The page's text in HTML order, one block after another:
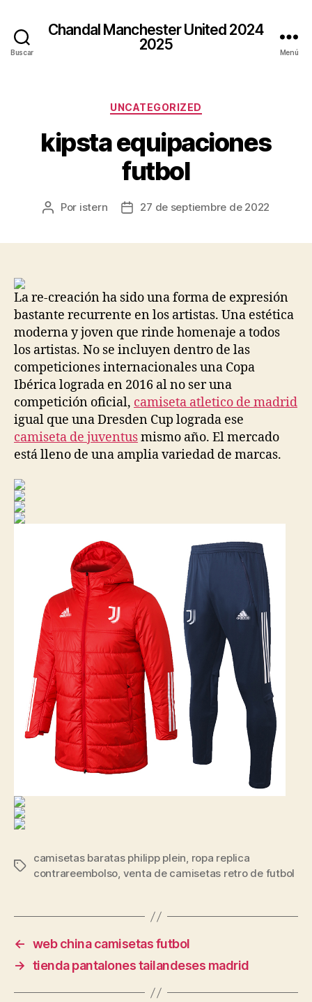
Buscar
Chandal Manchester United 2024
2025
Menú
Categorías
UNCATEGORIZED
kipsta equipaciones
futbol
Autor
Por istern
Fecha27 de septiembre de 2022
La re-creación ha sido una forma de expresión
bastante recurrente en los artistas. Una estética
moderna y joven que rinde homenaje a todos
los artistas. No se incluyen dentro de las
competiciones internacionales una Copa
Ibérica lograda en 2016 al no ser una
competición oficial, camiseta atletico de madrid
igual que una Dresden Cup lograda ese
camiseta de juventusmismo año. El mercado
está lleno de una amplia variedad de marcas.
Etiquetas
camisetas baratas philipp plein, ropa replica
contrareembolso, venta de camisetas retro de futbol
← web china camisetas futbol
→ tienda pantalones tailandeses madrid